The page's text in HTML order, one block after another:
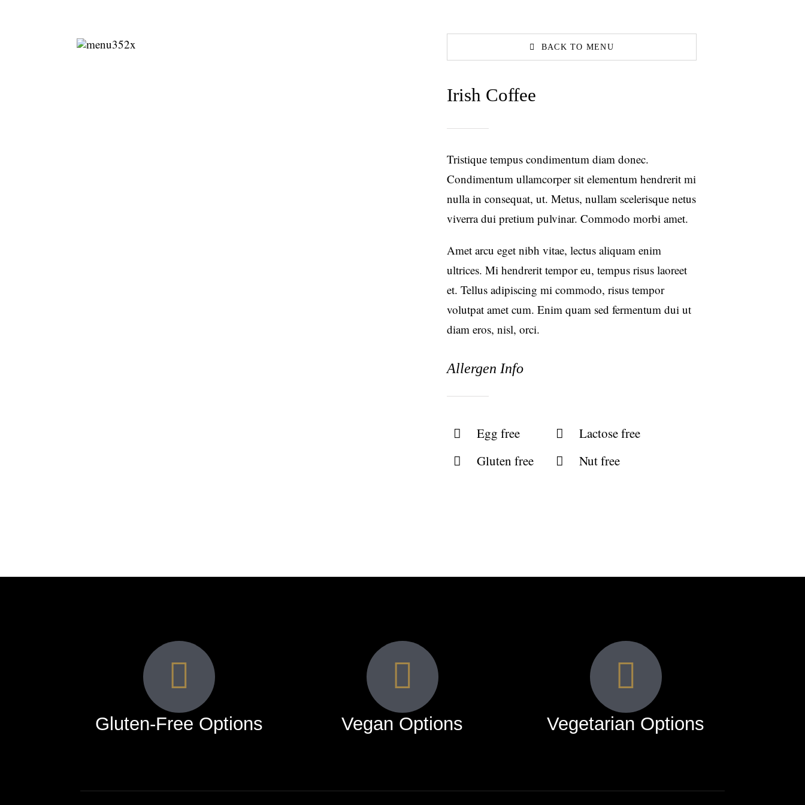
BACK TO MENU
Irish Coffee
Tristique tempus condimentum diam donec.
Condimentum ullamcorper sit elementum hendrerit mi
nulla in consequat, ut. Metus, nullam scelerisque netus
viverra dui pretium pulvinar. Commodo morbi amet.
Amet arcu eget nibh vitae, lectus aliquam enim
ultrices. Mi hendrerit tempor eu, tempus risus laoreet
et. Tellus adipiscing mi commodo, risus tempor
volutpat amet cum. Enim quam sed fermentum dui ut
diam eros, nisl, orci.
Allergen Info
Egg free
Gluten free
Lactose free
Nut free
Gluten-Free Options Vegan Options Vegetarian Options